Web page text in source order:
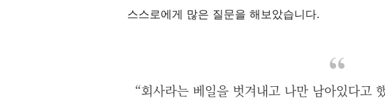
스스로에게 많은 질문을 해보았습니다.
“회사라는 베일을 벗겨내고 나만 남아있다고